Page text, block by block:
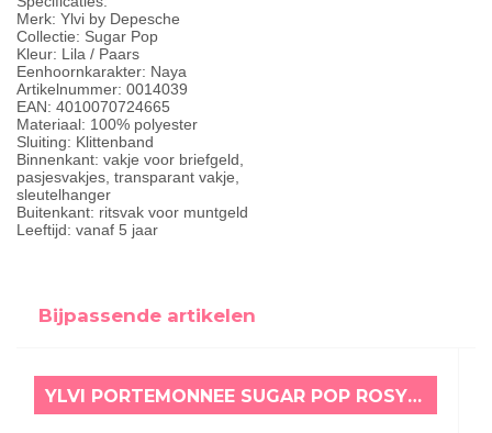
Merk: Ylvi by Depesche
Collectie: Sugar Pop
Kleur: Lila / Paars
Eenhoornkarakter: Naya
Artikelnummer: 0014039
EAN: 4010070724665
Materiaal: 100% polyester
Sluiting: Klittenband
Binnenkant: vakje voor briefgeld,
pasjesvakjes, transparant vakje,
sleutelhanger
Buitenkant: ritsvak voor muntgeld
Leeftijd: vanaf 5 jaar
Bijpassende artikelen
YLVI PORTEMONNEE SUGAR POP ROSY BLAUW